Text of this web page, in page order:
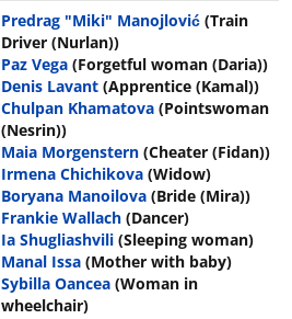
Predrag "Miki" Manojlović (Train
Driver (Nurlan))
Paz Vega (Forgetful woman (Daria))
Denis Lavant (Apprentice (Kamal))
Chulpan Khamatova (Pointswoman
(Nesrin))
Maia Morgenstern (Cheater (Fidan))
Irmena Chichikova (Widow)
Boryana Manoilova (Bride (Mira))
Frankie Wallach (Dancer)
Ia Shugliashvili (Sleeping woman)
Manal Issa (Mother with baby)
Sybilla Oancea (Woman in
wheelchair)